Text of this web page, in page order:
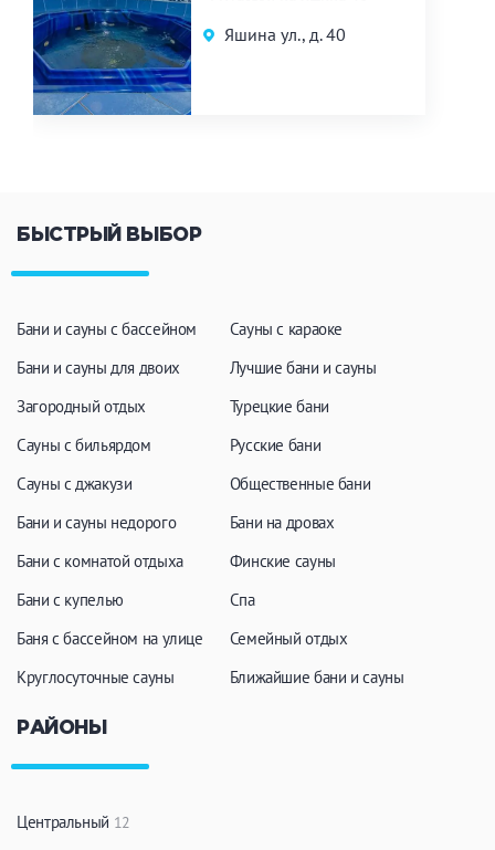
Яшина ул., д. 40
БЫСТРЫЙ ВЫБОР
Бани и сауны с бассейном
Бани и сауны для двоих
Загородный отдых
Сауны с бильярдом
Сауны с джакузи
Бани и сауны недорого
Бани с комнатой отдыха
Бани с купелью
Баня с бассейном на улице
Круглосуточные сауны
Сауны с караоке
Лучшие бани и сауны
Турецкие бани
Русские бани
Общественные бани
Бани на дровах
Финские сауны
Спа
Семейный отдых
Ближайшие бани и сауны
РАЙОНЫ
Центральный 12